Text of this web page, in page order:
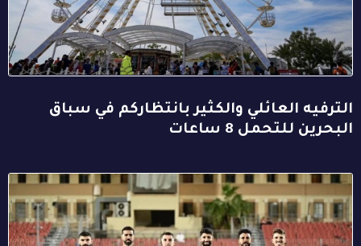
الترفيه العائلي والكثير بانتظاركم في سباق
البحرين للتحمل 8 ساعات